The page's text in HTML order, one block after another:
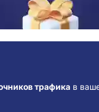
трафика в